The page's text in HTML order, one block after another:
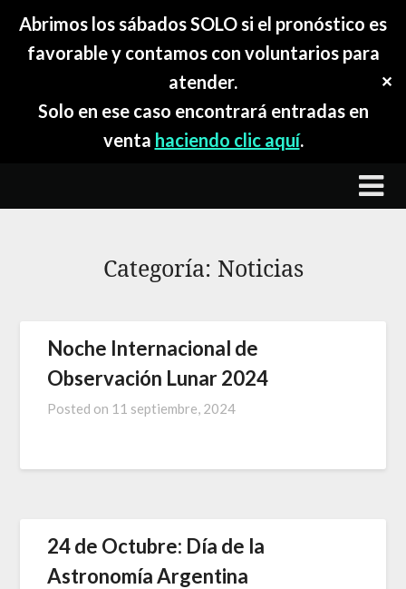
Abrimos los sábados SOLO si el pronóstico es
favorable y contamos con voluntarios para
atender.
Solo en ese caso encontrará entradas en
venta haciendo clic aquí.
✕
Categoría: Noticias
Noche Internacional de
Observación Lunar 2024
Posted on 11 septiembre, 2024
24 de Octubre: Día de la
Astronomía Argentina